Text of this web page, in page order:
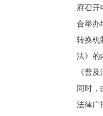
府召开
合举办
转换机
法》的
《普
同时，
法律广